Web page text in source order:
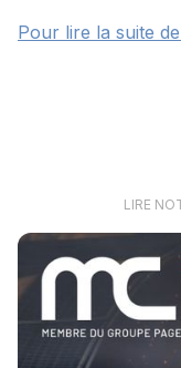
Pour lire la suite de
LIRE